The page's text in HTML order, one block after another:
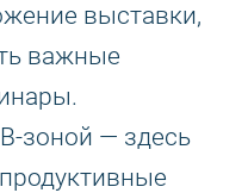
выставки,
важные
зоной — здесь